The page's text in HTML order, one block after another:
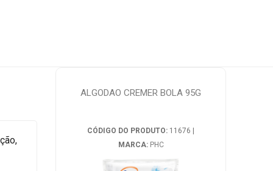
ALGODAO CREMER BOLA 95G
CÓDIGO DO PRODUTO: 11676 |
MARCA: PHC